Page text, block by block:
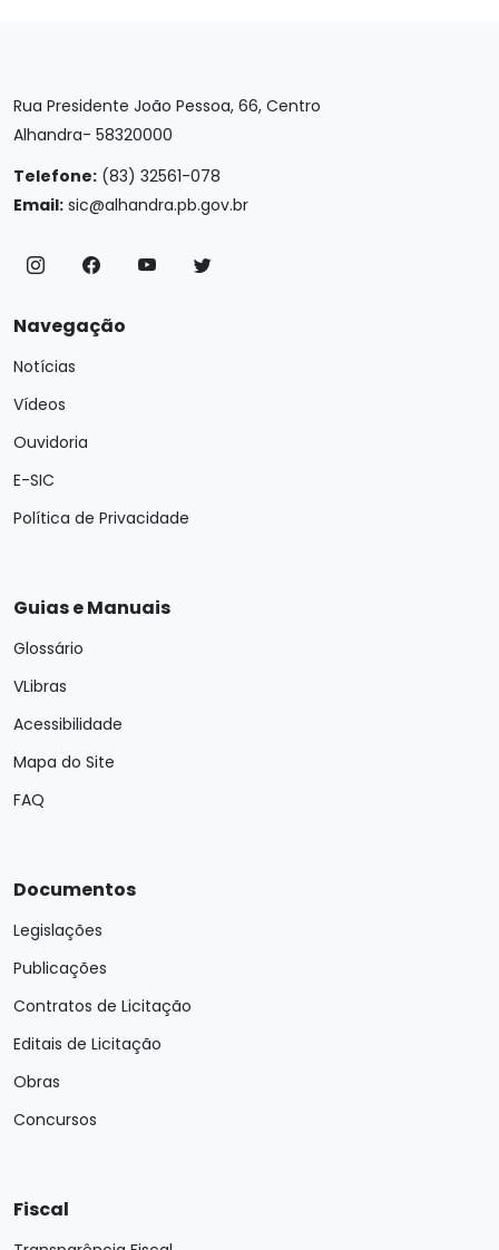
Rua Presidente João Pessoa, 66, Centro
Alhandra- 58320000
Telefone: (83) 32561-078
Email: sic@alhandra.pb.gov.br
Navegação
Notícias
Vídeos
Ouvidoria
E-SIC
Política de Privacidade
Guias e Manuais
Glossário
VLibras
Acessibilidade
Mapa do Site
FAQ
Documentos
Legislações
Publicações
Contratos de Licitação
Editais de Licitação
Obras
Concursos
Fiscal